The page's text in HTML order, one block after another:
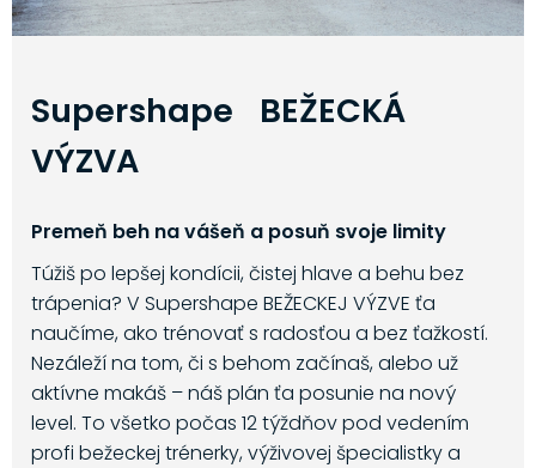
Supershape BEŽECKÁ
VÝZVA
Premeň beh na vášeň a posuň svoje limity
Túžiš po lepšej kondícii, čistej hlave a behu bez
trápenia? V Supershape BEŽECKEJ VÝZVE ťa
naučíme, ako trénovať s radosťou a bez ťažkostí.
Nezáleží na tom, či s behom začínaš, alebo už
aktívne makáš – náš plán ťa posunie na nový
level. To všetko počas 12 týždňov pod vedením
profi bežeckej trénerky, výživovej špecialistky a